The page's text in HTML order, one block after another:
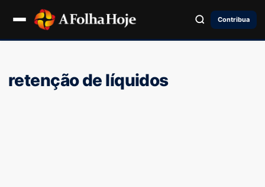
Contribua
retenção de líquidos